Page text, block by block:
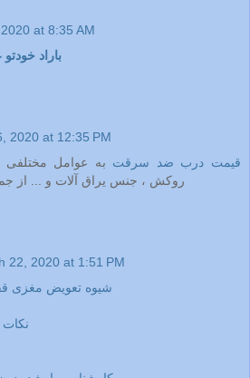
at 8:35 AM
باراد
2020 at 12:35 PM
قیمت درب ضد سرقت به عوامل
روکش ، جنس یراق آلات و ... از
22, 2020 at 1:51 PM
شیوه تعویض
نکات